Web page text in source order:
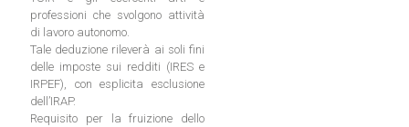
professioni che svolgono attività
di lavoro autonomo.
Tale deduzione rileverà ai soli fini
delle imposte sui redditi (IRES e
IRPEF), con esplicita esclusione
dell’IRAP.
Requisito per la fruizione dello